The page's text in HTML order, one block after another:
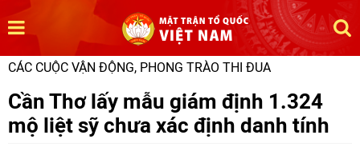
CÁC CUỘC VẬN ĐỘNG, PHONG TRÀO THI ĐUA
Cần Thơ lấy mẫu giám định 1.324
mộ liệt sỹ chưa xác định danh tính